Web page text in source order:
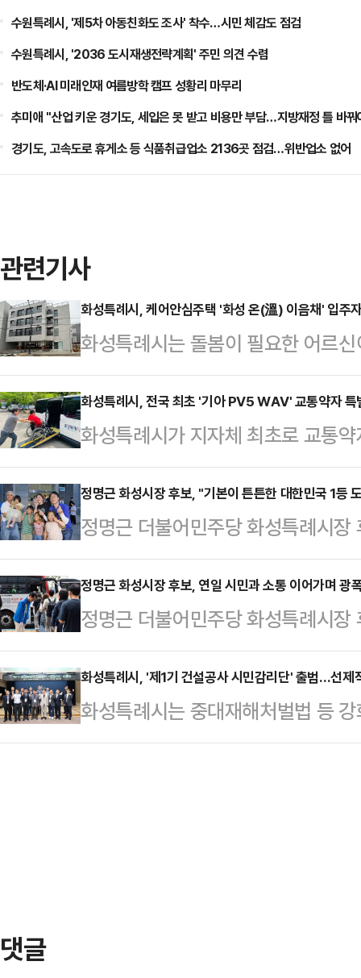
수원특례시, '제5차 아동친화도 조사' 착수…시민 체감도 점검
수원특례시, '2036 도시재생전략계획' 주민 의견 수렴
반도체·AI 미래인재 여름방학 캠프 성황리 마무리
추미애 "산업 키운 경기도, 세입은 못 받고 비용만 부담…지방재정 틀 바
경기도, 고속도로 휴게소 등 식품취급업소 2136곳 점검…위반업소 없어
관련기사
화성특례시, 케어안심주택 '화성 온(溫) 이음채' 입주
화성특례시는 돌봄이 필요한 어르
있도록 지원하는 케어안심주택 '화
2일 밝혔다.모집 주택은 화성특례
구 8호, 2인 가구 2호) 규모다. 세
이며 방 2개, 거실, 주방, 욕실 등을
가전과 가구 일체가 기본으로 제공
안전성을 높였다.신청 자격은 공고
화성특례시, 전국 최초 '기아 PV5 WAV' 교통약자 특
화성특례시가 지자체 최초로 교통
위해 기아의 전기차 모델인 'PV5
하고, 1일부터 본격적인 운행을 시
고 특별교통수단 이용 환경을 개
롭게 도입했다. 이번에 도입된 차량
로프를 별도로 장착하던 '개조형 차
의 탑승 환경을 고려해 제작된 '완
기아 PV5 W…
정명근 화성시장 후보, "기본이 튼튼한 대한민국 1등
정명근 더불어민주당 화성특례시
일, '기본이 튼튼한 대한민국 1등 도
하나로 잇는 30분 이동시대를 위한
했다.정 후보는 이날 시민들과 만나
도시 화성'을 위해 화성순환철도 타
덕원선 조기 완공, 서해선과 KTX
(우정)까지 연장연장, 분당선 기흥
결 등 30분 이동시…
정명근 화성시장 후보, 연일 시민과 소통 이어가며 광
정명근 더불어민주당 화성특례시
을 이어가며 광폭 행보를 펼치고
협약을 시작으로 반월 신영통상가
생 협약식, 동탄 하우스디더레이크
협회 간담회, 민주노총 간담회 등
화성특례시, '제1기 건설공사 시민감리단' 출범…선제
화성특례시는 중대재해처벌법 등
고 철저한 건설현장 관리를 위한 ‘
댓글